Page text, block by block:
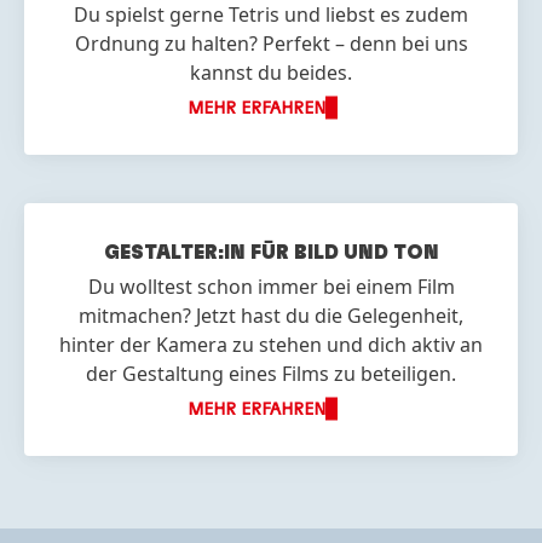
Du spielst gerne Tetris und liebst es zudem
Ordnung zu halten? Perfekt – denn bei uns
kannst du beides.
MEHR ERFAHREN
GESTALTER:IN FÜR BILD UND TON
Du wolltest schon immer bei einem Film
mitmachen? Jetzt hast du die Gelegenheit,
hinter der Kamera zu stehen und dich aktiv an
der Gestaltung eines Films zu beteiligen.
MEHR ERFAHREN